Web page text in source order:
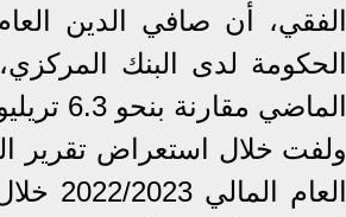
الفقي، أن صافي الدين
الماضي مقارنة بنحو 6.3 تريليون جنيه السنة المالية 2021/2022.
ولفت خلال استعراض تقرير